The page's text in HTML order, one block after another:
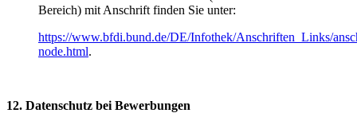
Bereich) mit Anschrift finden Sie unter:
https://www.bfdi.bund.de/DE/Infothek/Anschriften_Links/
node.html.
12. Datenschutz bei Bewerbungen